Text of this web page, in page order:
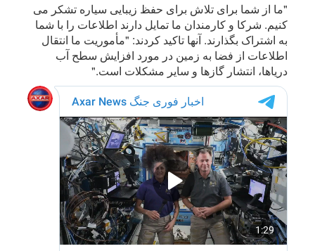
"ما از شما برای تلاش برای حفظ زیبایی سیاره تشکر می
کنیم. شرکا و کارمندان ما تمایل دارند اطلاعات را با شما
به اشتراک بگذارند. آنها تاکید کردند: "مأموریت ما انتقال
اطلاعات از فضا به زمین در مورد افزایش سطح آب
دریاها، انتشار گازها و سایر مشکلات است."